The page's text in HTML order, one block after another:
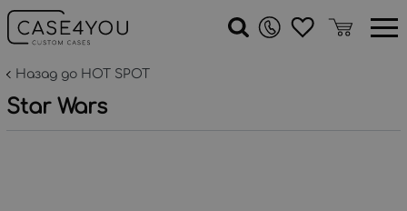
Назад до HOT SPOT
Star Wars